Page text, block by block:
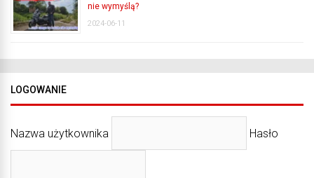
nie wymyślą?
2024-06-11
LOGOWANIE
Nazwa użytkownika Hasło